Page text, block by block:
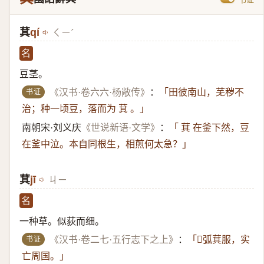
萁qí ㄑㄧˊ
名
豆茎。
书证 《汉书·卷六六·杨敞传》 ：
「田彼南山，芜秽不
治；种一顷豆，落而为 萁 。」
南朝宋·刘义庆 《世说新语·文学》 ：
「 萁 在釜下然，豆
在釜中泣。本自同根生，相煎何太急？」
萁jī ㄐㄧ
名
一种草。似荻而细。
书证 《汉书·卷二七·五行志下之上》 ：
「𣝓弧萁服，实
亡周国。」